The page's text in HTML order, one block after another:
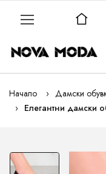
Начало
Дамски
Елегантни дамски